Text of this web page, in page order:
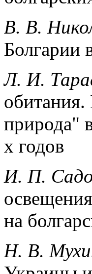
В. В.
Болгарии
Л. И.
обитания.
природа"
х годов
И. П.
на
Н. В.